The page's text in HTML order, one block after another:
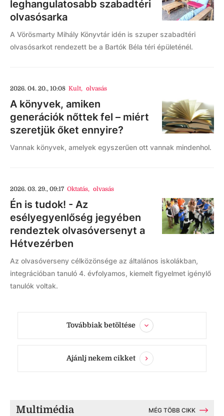
leghangulatosabb szabadtéri
olvasósarka
A Vörösmarty Mihály Könyvtár idén is szuper szabadtéri
olvasósarkot rendezett be a Bartók Béla téri épületénél.
2026. 04. 20., 10:08 Kult, olvasás
A könyvek, amiken
generációk nőttek fel – miért
szeretjük őket ennyire?
Vannak könyvek, amelyek egyszerűen ott vannak mindenhol.
2026. 03. 29., 09:17 Oktatás, olvasás
Én is tudok! - Az
esélyegyenlőség jegyében
rendeztek olvasóversenyt a
Hétvezérben
Az olvasóverseny célközönsége az általános iskolákban,
integrációban tanuló 4. évfolyamos, kiemelt figyelmet igénylő
tanulók voltak.
Továbbiak betöltése
Ajánlj nekem cikket
Multimédia MÉG TÖBB CIKK